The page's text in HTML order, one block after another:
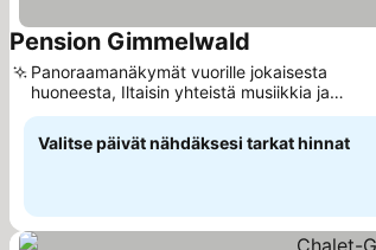
Pension Gimmelwald
Panoraamanäkymät vuorille jokaisesta
huoneesta, Iltaisin yhteistä musiikkia ja
yhdessäoloa
Valitse päivät nähdäksesi tarkat hinnat